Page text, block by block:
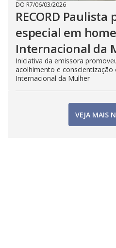
DO R7/06/03/2026
RECORD
especial em
Internacional da
Iniciativa da emissora
acolhimento e
Internacional da Mulher
VEJA MAIS